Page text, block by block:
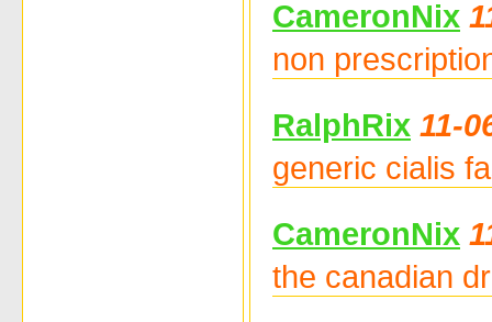
CameronNix
non
RalphRix 11-
generic cialis
CameronNix
the canadian